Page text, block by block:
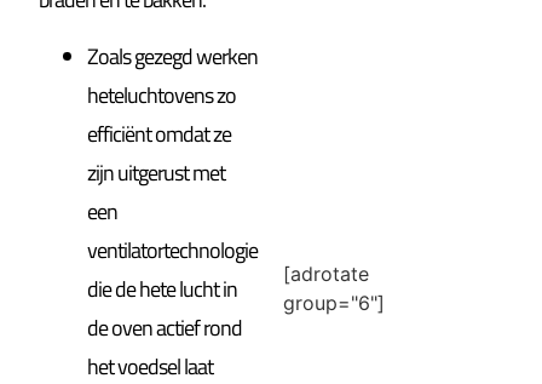
Zoals gezegd werken
heteluchtovens zo
efficiënt omdat ze
zijn uitgerust met
een
ventilatortechnologie
die de hete lucht in
de oven actief rond
het voedsel laat
[adrotate
group="6"]